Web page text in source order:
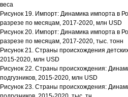
веса
Рисунок 19. Импорт: Динамика импорта в
разрезе по месяцам, 2017-2020, млн USD
Рисунок 20. Импорт: Динамика импорта в
разрезе по месяцам, 2017-2020, тыс. тонн
Рисунок 21. Страны происхождения
2015-2020, млн USD
Рисунок 22. Страны происхождения:
подгузников, 2015-2020, млн USD
Рисунок 23. Страны происхождения: